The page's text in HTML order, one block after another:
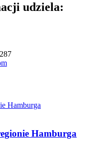
udziela:
Hamburga